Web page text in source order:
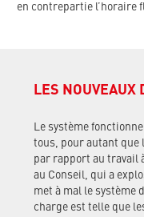
en contrepartie l’horaire
LES NOUVEAUX
Le système
tous, pour autant que
par rapport au travail
au Conseil, qui a
met à mal le système
charge est telle que